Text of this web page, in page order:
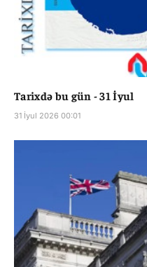
Tarixdə bu gün - 31 İyul
31 İyul 2026 00:01